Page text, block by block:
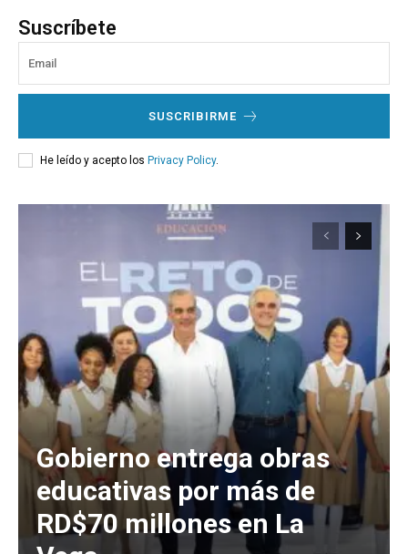
Suscríbete
SUSCRIBIRME
He leído y acepto los Privacy Policy.
Gobierno entrega obras
educativas por más de
RD$70 millones en La